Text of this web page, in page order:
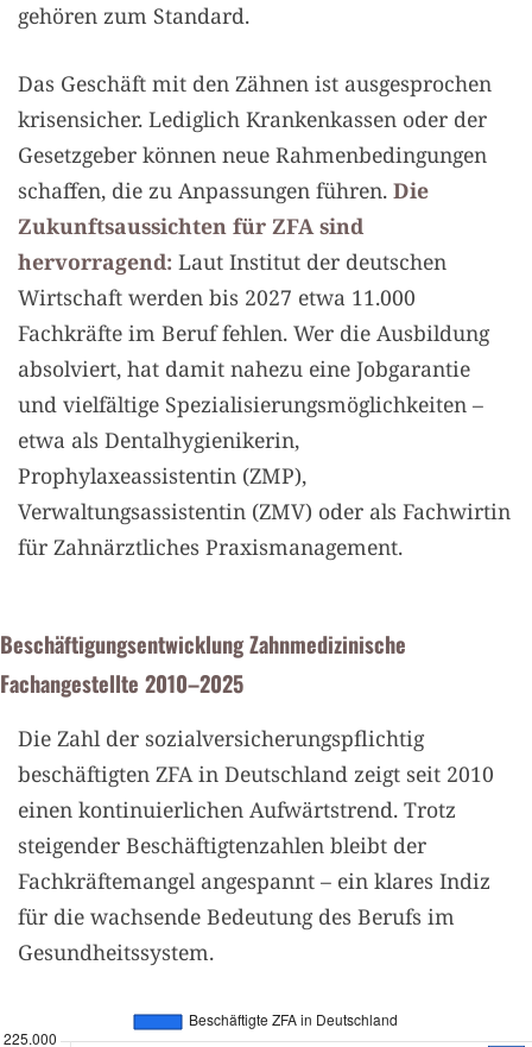
gehören zum Standard.
Das Geschäft mit den Zähnen ist ausgesprochen
krisensicher. Lediglich Krankenkassen oder der
Gesetzgeber können neue Rahmenbedingungen
schaffen, die zu Anpassungen führen. Die
Zukunftsaussichten für ZFA sind
hervorragend: Laut Institut der deutschen
Wirtschaft werden bis 2027 etwa 11.000
Fachkräfte im Beruf fehlen. Wer die Ausbildung
absolviert, hat damit nahezu eine Jobgarantie
und vielfältige Spezialisierungsmöglichkeiten –
etwa als Dentalhygienikerin,
Prophylaxeassistentin (ZMP),
Verwaltungsassistentin (ZMV) oder als Fachwirtin
für Zahnärztliches Praxismanagement.
Beschäftigungsentwicklung Zahnmedizinische
Fachangestellte 2010–2025
Die Zahl der sozialversicherungspflichtig
beschäftigten ZFA in Deutschland zeigt seit 2010
einen kontinuierlichen Aufwärtstrend. Trotz
steigender Beschäftigtenzahlen bleibt der
Fachkräftemangel angespannt – ein klares Indiz
für die wachsende Bedeutung des Berufs im
Gesundheitssystem.